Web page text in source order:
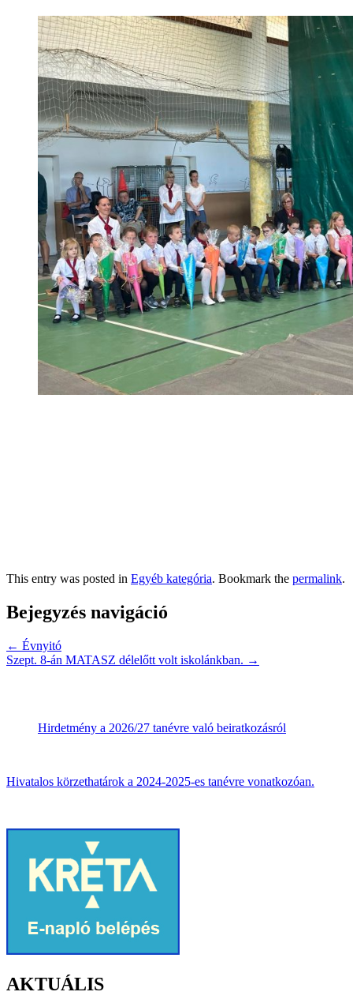
This entry was posted in Egyéb kategória. Bookmark the permalink.
Bejegyzés navigáció
← Évnyitó
Szept. 8-án MATASZ délelőtt volt iskolánkban. →
Hirdetmény a 2026/27 tanévre való beiratkozásról
Hivatalos körzethatárok a 2024-2025-es tanévre vonatkozóan.
AKTUÁLIS